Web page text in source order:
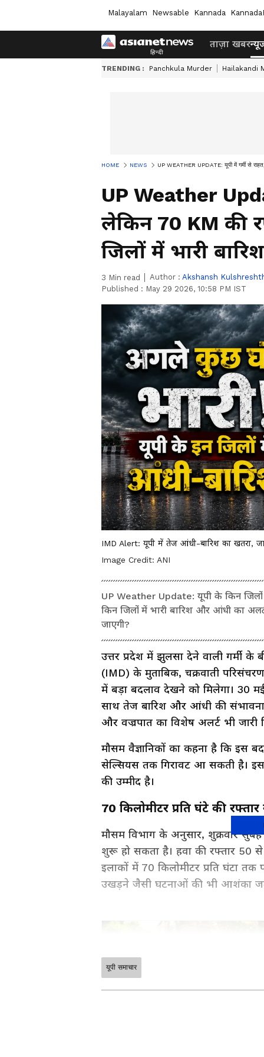
Malayalam Newsable Kannada
ताज़ा खबर
TRENDING : Panchkula Murder Hailakandi
HOME NEWS UP WEATHER UPDATE: यूपी में गर्मी से
UP Weather
लेकिन 70 KM की
जिलों में भारी
3 Min read Author : Akshansh
Published : May 29 2026, 10:58 PM IST
IMD Alert: यूपी में तेज आंधी-बारिश का खतरा,
Image Credit: ANI
UP Weather Update: यूपी के किन जिलों
किन जिलों में भारी बारिश और आंधी का
जाएगी?
उत्तर प्रदेश में झुलसा देने वाली गर्मी
(IMD) के मुताबिक, चक्रवाती
में बड़ा बदलाव देखने को मिलेगा। 30
साथ तेज बारिश और आंधी की संभावना
और वज्रपात का विशेष अलर्ट भी जारी
मौसम वैज्ञानिकों का कहना है कि इस
सेल्सियस तक गिरावट आ सकती है।
की उम्मीद है।
70 किलोमीटर प्रति घंटे की
मौसम विभाग के अनुसार, शुक्रवार
शुरू हो सकता है। हवा की रफ्तार 50
इलाकों में 70 किलोमीटर प्रति घंटा
उखड़ने जैसी घटनाओं की भी आशंका
Asianet News Hindi पर पढ़ें
यूपी समाचार